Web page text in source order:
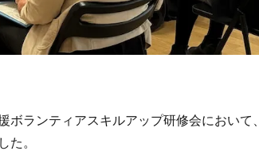
ランティアスキルアップ研修会において、
た。